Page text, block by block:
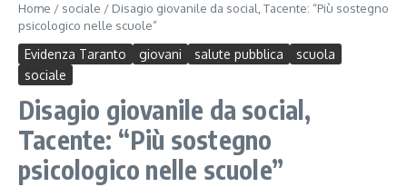
Home / sociale / Disagio giovanile da social, Tacente: “Più sostegno
psicologico nelle scuole”
Evidenza Taranto giovani salute pubblica
scuola
sociale
Disagio giovanile da social,
Tacente: “Più sostegno
psicologico nelle scuole”